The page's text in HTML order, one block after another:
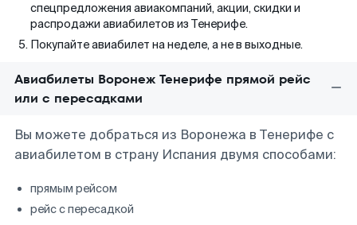
спецпредложения авиакомпаний, акции, скидки и
распродажи авиабилетов из Тенерифе.
Покупайте авиабилет на неделе, а не в выходные.
Авиабилеты Воронеж Тенерифе прямой рейс
или с пересадками
Вы можете добраться из Воронежа в Тенерифе с
авиабилетом в страну Испания двумя способами:
прямым рейсом
рейс с пересадкой